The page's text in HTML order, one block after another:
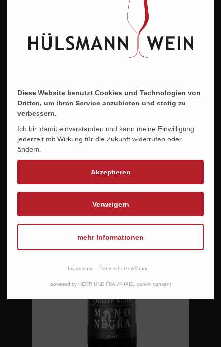
Allergene
ZU DIESEM PRODUKT PASST ...
Diese Website benutzt Cookies und Technologien von
Dritten, um ihren Service anzubieten und stetig zu
verbessern.
Ich bin damit einverstanden und kann meine Einwilligung
jederzeit mit Wirkung für die Zukunft widerrufen oder
ändern.
Akzeptieren
Verweigern
mehr Informationen
Impressum Datenschutzerklärung
powered by HERR UND FRAU PIXEL cookie consent